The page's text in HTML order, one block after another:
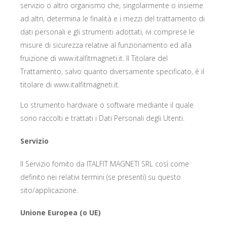
servizio o altro organismo che, singolarmente o insieme
ad altri, determina le finalità e i mezzi del trattamento di
dati personali e gli strumenti adottati, ivi comprese le
misure di sicurezza relative al funzionamento ed alla
fruizione di www.italfitmagneti.it. Il Titolare del
Trattamento, salvo quanto diversamente specificato, è il
titolare di www.italfitmagneti.it.
Lo strumento hardware o software mediante il quale
sono raccolti e trattati i Dati Personali degli Utenti.
Servizio
Il Servizio fornito da ITALFIT MAGNETI SRL così come
definito nei relativi termini (se presenti) su questo
sito/applicazione.
Unione Europea (o UE)